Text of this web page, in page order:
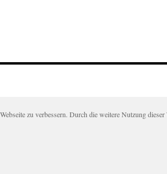
zu verbessern. Durch die weitere Nutzung